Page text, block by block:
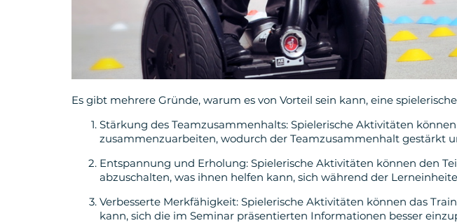
Es gibt mehrere Gründe, warum es von Vorteil sein kann, eine
Stärkung des Teamzusammenhalts: Spielerische Aktivitäten
zusammenzuarbeiten, wodurch der Teamzusammenhalt gestärkt
Entspannung und Erholung: Spielerische Aktivitäten können den
abzuschalten, was ihnen helfen kann, sich während der
Verbesserte Merkfähigkeit: Spielerische Aktivitäten können das
kann, sich die im Seminar präsentierten Informationen besser